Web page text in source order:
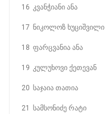
16 კვანჭიანი ანა
17 ნიკოლოზ ხუციშვილი
18 ფარცვანია ანა
19 კულუხოვი ქეთევან
20 საჯაია თათია
21 სამსონიძე რატი